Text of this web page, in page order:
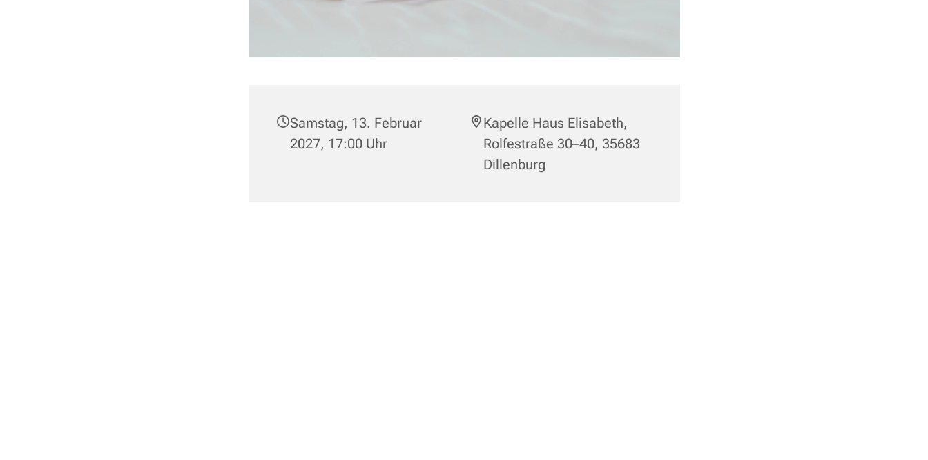
Samstag, 13. Februar
2027, 17:00 Uhr
Kapelle Haus Elisabeth,
Rolfestraße 30–40, 35683
Dillenburg